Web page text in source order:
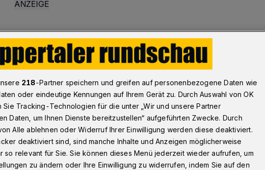
- Kinderarzt und Künstler
218-Partner speichern und greifen auf personenbezogene Daten wie
oder eindeutige Kennungen auf Ihrem Gerät zu. Durch Auswahl von OK
Sie Tracking-Technologien für die unter „Wir und unsere Partner
Daten, um Ihnen Dienste bereitzustellen“ aufgeführten Zwecke. Durch
Alle ablehnen oder Widerruf Ihrer Einwilligung werden diese deaktiviert.
deaktiviert sind, sind manche Inhalte und Anzeigen möglicherweise
so relevant für Sie. Sie können dieses Menü jederzeit wieder aufrufen, um
zu ändern oder Ihre Einwilligung zu widerrufen, indem Sie auf den